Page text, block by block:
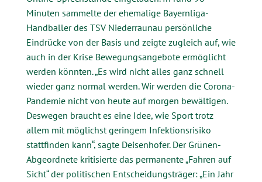
Minuten sammelte der ehemalige Bayernliga-
Handballer des TSV Niederraunau persönliche
Eindrücke von der Basis und zeigte zugleich auf, wie
auch in der Krise Bewegungsangebote ermöglicht
werden könnten. „Es wird nicht alles ganz schnell
wieder ganz normal werden. Wir werden die Corona-
Pandemie nicht von heute auf morgen bewältigen.
Deswegen braucht es eine Idee, wie Sport trotz
allem mit möglichst geringem Infektionsrisiko
stattfinden kann“, sagte Deisenhofer. Der Grünen-
Abgeordnete kritisierte das permanente „Fahren auf
Sicht“ der politischen Entscheidungsträger: „Ein Jahr